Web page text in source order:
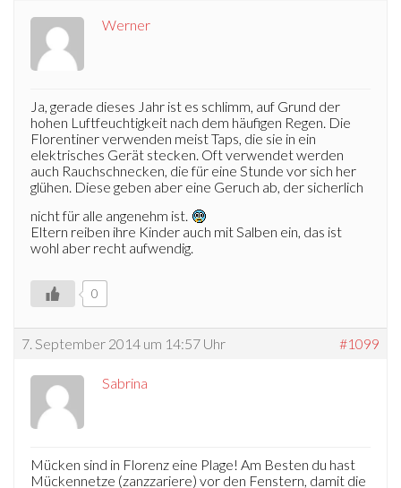
Werner
Ja, gerade dieses Jahr ist es schlimm, auf Grund der
hohen Luftfeuchtigkeit nach dem häufigen Regen. Die
Florentiner verwenden meist Taps, die sie in ein
elektrisches Gerät stecken. Oft verwendet werden
auch Rauchschnecken, die für eine Stunde vor sich her
glühen. Diese geben aber eine Geruch ab, der sicherlich
nicht für alle angenehm ist.
Eltern reiben ihre Kinder auch mit Salben ein, das ist
wohl aber recht aufwendig.
0
7. September 2014 um 14:57 Uhr #1099
Sabrina
Mücken sind in Florenz eine Plage! Am Besten du hast
Mückennetze (zanzzariere) vor den Fenstern, damit die